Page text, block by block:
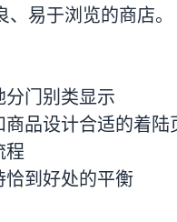
易于浏览的商店。
分门别类显示
品设计合适的着陆
程
恰到好处的平衡